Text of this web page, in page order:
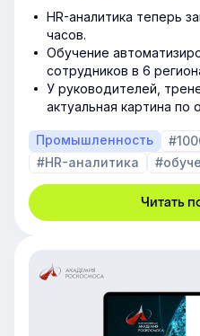
HR-аналитика теперь
часов.
Обучение
сотрудников в 6
У руководителей,
актуальная картина по
Промышленность
#HR-аналитика
Читать